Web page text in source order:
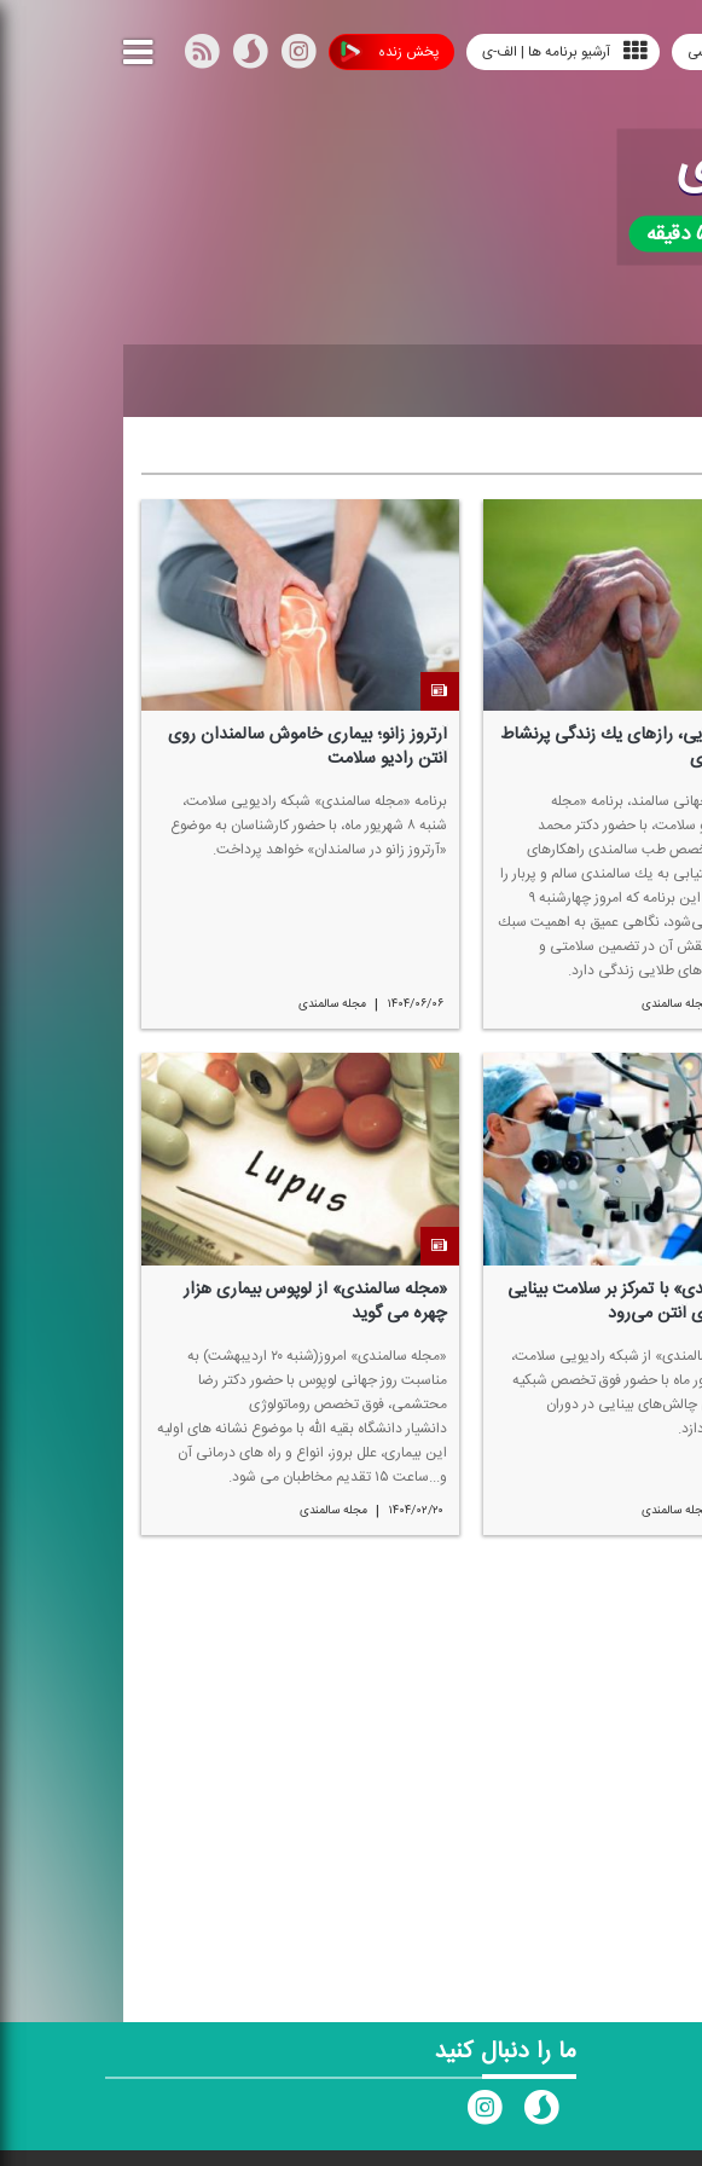
پخش زنده آرشیو برنامه ها | الف-ی
رازهای یك زندگی پرنشاط
سالمند، برنامه «مجله
سلامت، با حضور دكتر محمد
طب سالمندی راهكارهای
به یك سالمندی سالم و پربار را
بررسی می‌كند. این برنامه كه امروز چهارشنبه ۹
نگاهی عمیق به اهمیت سبك
آن در تضمین سلامتی و
طلایی زندگی دارد.
سالمندی
آرتروز زانو؛ بیماری خاموش سالمندان روی
آنتن رادیو سلامت
برنامه «مجله سالمندی» شبكه رادیویی سلامت،
شنبه ۸ شهریور ماه، با حضور كارشناسان به موضوع
«آرتروز زانو در سالمندان» خواهد پرداخت.
۱۴۰۴/۰۶/۰۶ | مجله سالمندی
با تمركز بر سلامت بینایی
آنتن می‌رود
از شبكه رادیویی سلامت،
ماه با حضور فوق تخصص شبكیه
بینایی در دوران
سالمندی
«مجله سالمندی» از لوپوس بیماری هزار
چهره می گوید
«مجله سالمندی» امروز(شنبه ۲۰ اردیبهشت) به
مناسبت روز جهانی لوپوس با حضور دكتر رضا
محتشمی، فوق تخصص روماتولوژی
دانشیار دانشگاه بقیه الله با موضوع نشانه های اولیه
این بیماری، علل بروز، انواع و راه های درمانی آن
و...ساعت ۱۵ تقدیم مخاطبان می شود.
۱۴۰۴/۰۲/۲۰ | مجله سالمندی
ما را دنبال کنید